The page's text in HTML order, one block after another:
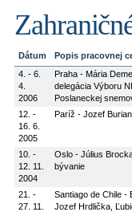
Dátum
Popis pracovnej
4. - 6.
4.
2006
Praha - Mária
delegácia Výboru
Poslaneckej
12. -
16. 6.
2005
Paríž - Jozef
10. -
12. 11.
2004
Oslo - Július
bývanie
21. -
27. 11.
Santiago de Chile -
Jozef Hrdlička,